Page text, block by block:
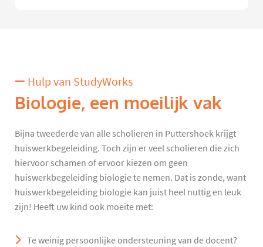
Hulp van StudyWorks
Biologie, een moeilijk vak
Bijna tweederde van alle scholieren in Puttershoek krijgt
huiswerkbegeleiding. Toch zijn er veel scholieren die zich
hiervoor schamen of ervoor kiezen om geen
huiswerkbegeleiding biologie te nemen. Dat is zonde, want
huiswerkbegeleiding biologie kan juist heel nuttig en leuk
zijn! Heeft uw kind ook moeite met:
Te weinig persoonlijke ondersteuning van de docent?